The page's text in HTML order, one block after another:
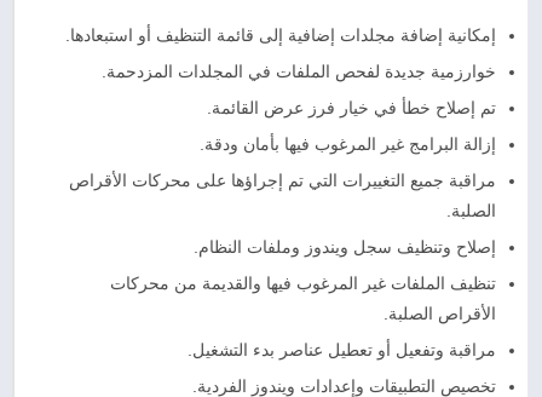
إمكانية إضافة مجلدات إضافية إلى قائمة التنظيف أو استبعادها.
خوارزمية جديدة لفحص الملفات في المجلدات المزدحمة.
تم إصلاح خطأ في خيار فرز عرض القائمة.
إزالة البرامج غير المرغوب فيها بأمان ودقة.
مراقبة جميع التغييرات التي تم إجراؤها على محركات الأقراص
الصلبة.
إصلاح وتنظيف سجل ويندوز وملفات النظام.
تنظيف الملفات غير المرغوب فيها والقديمة من محركات
الأقراص الصلبة.
مراقبة وتفعيل أو تعطيل عناصر بدء التشغيل.
تخصيص التطبيقات وإعدادات ويندوز الفردية.